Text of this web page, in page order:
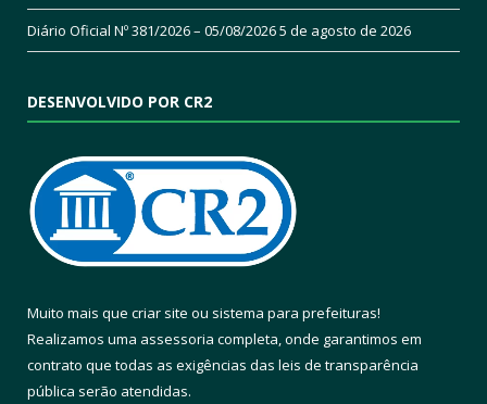
Diário Oficial Nº 381/2026 – 05/08/20265 de agosto de 2026
DESENVOLVIDO POR CR2
Muito mais que criar site ou sistema para prefeituras!
Realizamos uma assessoria completa, onde garantimos em
contrato que todas as exigências das leis de transparência
pública serão atendidas.